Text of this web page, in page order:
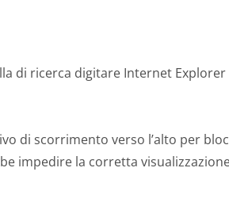
di ricerca digitare Internet
di scorrimento verso l’alto per
impedire la corretta